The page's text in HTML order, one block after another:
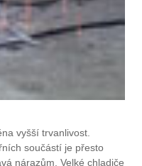
vyšší trvanlivost.
součástí je přesto
nárazům. Velké chladiče